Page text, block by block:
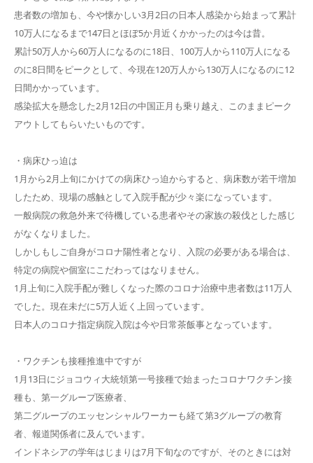
患者数の増加も、今や懐かしい3月2日の日本人感染から始まって累計
10万人になるまで147日とほぼ5か月近くかかったのは今は昔。
累計50万人から60万人になるのに18日、100万人から110万人になる
のに8日間をピークとして、今現在120万人から130万人になるのに12
日間かかっています。
感染拡大を懸念した2月12日の中国正月も乗り越え、このままピーク
アウトしてもらいたいものです。
・病床ひっ迫は
1月から2月上旬にかけての病床ひっ迫からすると、病床数が若干増加
したため、現場の感触として入院手配が少々楽になっています。
一般病院の救急外来で待機している患者やその家族の殺伐とした感じ
がなくなりました。
しかしもしご自身がコロナ陽性者となり、入院の必要がある場合は、
特定の病院や個室にこだわってはなりません。
1月上旬に入院手配が難しくなった際のコロナ治療中患者数は11万人
でした。現在未だに5万人近く上回っています。
日本人のコロナ指定病院入院は今や日常茶飯事となっています。
・ワクチンも接種推進中ですが
1月13日にジョコウィ大統領第一号接種で始まったコロナワクチン接
種も、第一グループ医療者、
第二グループのエッセンシャルワーカーも経て第3グループの教育
者、報道関係者に及んでいます。
インドネシアの学年はじまりは7月下旬なのですが、そのときには対